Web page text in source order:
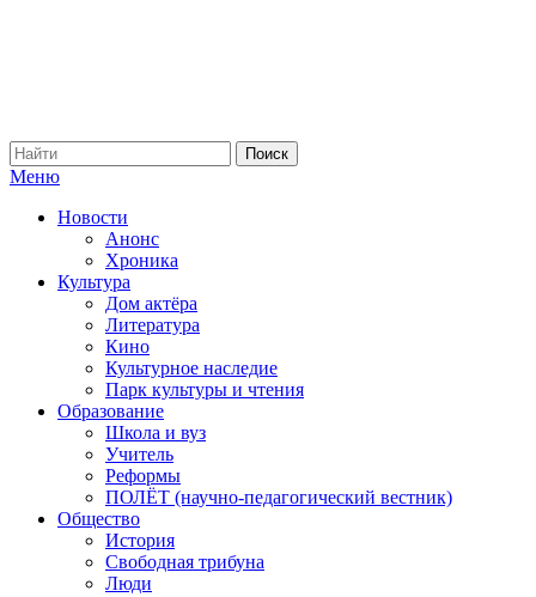
Меню
Новости
Анонс
Хроника
Культура
Дом актёра
Литература
Кино
Культурное наследие
Парк культуры и чтения
Образование
Школа и вуз
Учитель
Реформы
ПОЛЁТ (научно-педагогический вестник)
Общество
История
Свободная трибуна
Люди